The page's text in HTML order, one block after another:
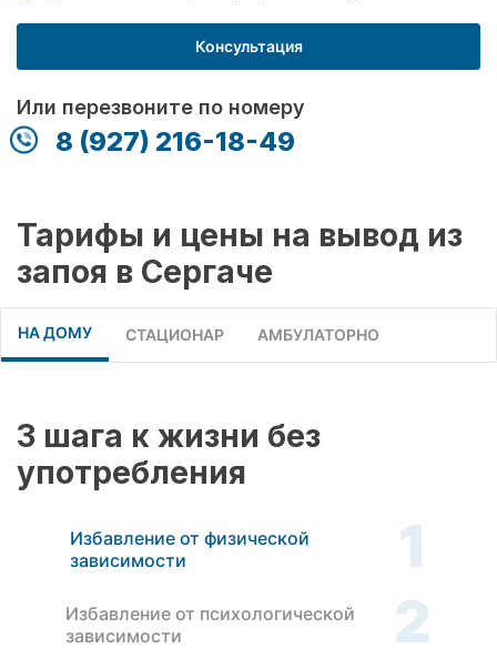
Консультация
Или перезвоните по номеру
8 (927) 216-18-49
Тарифы и цены на вывод из
запоя в Сергаче
НА ДОМУ СТАЦИОНАР АМБУЛАТОРНО
3 шага к жизни без
употребления
Избавление от физической
зависимости
1
Избавление от психологической
зависимости
2